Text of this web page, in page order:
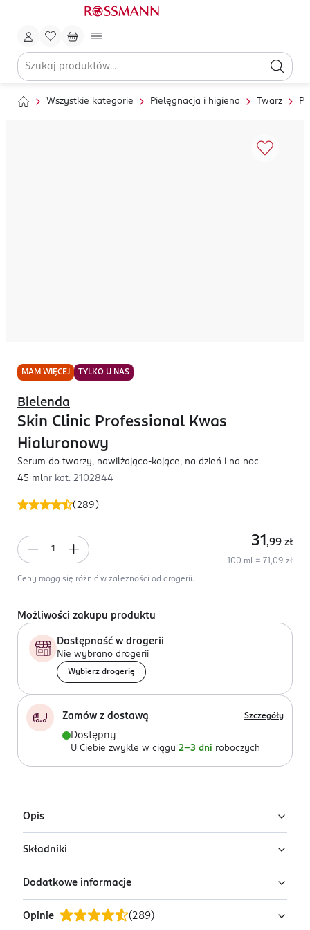
Wszystkie kategorie Pielęgnacja i higiena Twarz
MAM WIĘCEJ TYLKO U NAS
(289 )
Bielenda
Skin Clinic Professional Kwas
Hialuronowy
Serum do twarzy, nawilżająco-kojące, na dzień i na noc
45 mlnr kat. 2102844
31 ,99 zł
100 ml = 71,09 zł
Ceny mogą się różnić w zależności od drogerii.
Możliwości zakupu produktu
Dostępność w drogerii
Nie wybrano drogerii
Wybierz drogerię
Zamów z dostawą Szczegóły
Dostępny
U Ciebie zwykle w ciągu 2-3 dni roboczych
Opis
Nawilżająco - kojące serum z kwasem hialuronowym,
trehalozą oraz tripeptydem miedziowym. Polecane do
cery suchej i wrażliwej.
Serum na dzień i na noc z mikrocząsteczkowym kwasem
Składniki
Ingredients: Aqua (Water), Panthenol, Trehalose,
Propanediol, Hyaluronic Acid, Copper Tripeptide-1,
Sodium Hyaluronate, Hydroxyethylcellulose,
Dodatkowe informacje
PRZYGOTOWANIE I STOSOWANIE
Opinie (289)